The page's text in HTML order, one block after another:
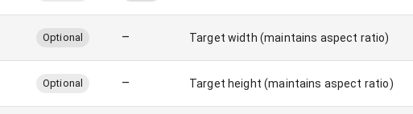
Optional – Target width (maintains aspect ratio)
Optional – Target height (maintains aspect ratio)